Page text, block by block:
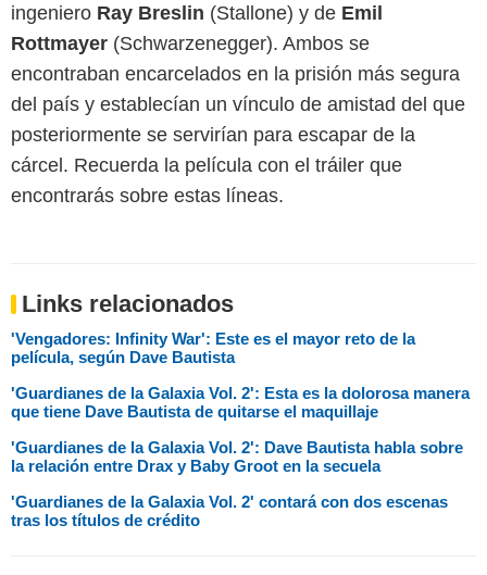
ingeniero Ray Breslin (Stallone) y de Emil
Rottmayer (Schwarzenegger). Ambos se
encontraban encarcelados en la prisión más segura
del país y establecían un vínculo de amistad del que
posteriormente se servirían para escapar de la
cárcel. Recuerda la película con el tráiler que
encontrarás sobre estas líneas.
Links relacionados
'Vengadores: Infinity War': Este es el mayor reto de la
película, según Dave Bautista
'Guardianes de la Galaxia Vol. 2': Esta es la dolorosa manera
que tiene Dave Bautista de quitarse el maquillaje
'Guardianes de la Galaxia Vol. 2': Dave Bautista habla sobre
la relación entre Drax y Baby Groot en la secuela
'Guardianes de la Galaxia Vol. 2' contará con dos escenas
tras los títulos de crédito